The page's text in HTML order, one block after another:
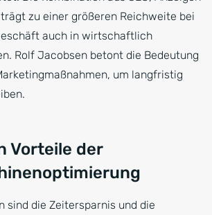
zu einer größeren Reichweite bei
auch in wirtschaftlich
Rolf Jacobsen betont die Bedeutung
um langfristig
Vorteile der
sind die Zeitersparnis und die